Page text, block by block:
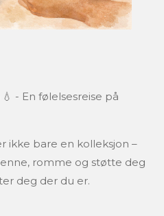
💧 - En følelsesreise på
ikke bare en kolleksjon –
romme og støtte deg
deg der du er.